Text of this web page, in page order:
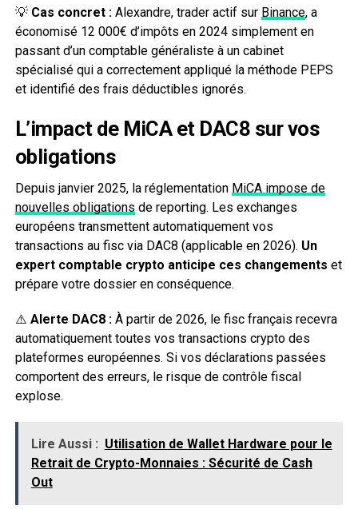
💡 Cas concret :Alexandre, trader actif sur Binance, a
économisé 12 000€ d’impôts en 2024 simplement en
passant d’un comptable généraliste à un cabinet
spécialisé qui a correctement appliqué la méthode PEPS
et identifié des frais déductibles ignorés.
L’impact de MiCA et DAC8 sur vos
obligations
Depuis janvier 2025, la réglementation MiCA impose de
nouvelles obligations de reporting. Les exchanges
européens transmettent automatiquement vos
transactions au fisc via DAC8 (applicable en 2026). Un
expert comptable crypto anticipe ces changements et
prépare votre dossier en conséquence.
⚠️ Alerte DAC8 :À partir de 2026, le fisc français recevra
automatiquement toutes vos transactions crypto des
plateformes européennes. Si vos déclarations passées
comportent des erreurs, le risque de contrôle fiscal
explose.
Lire Aussi : Utilisation de Wallet Hardware pour le
Retrait de Crypto-Monnaies : Sécurité de Cash
Out